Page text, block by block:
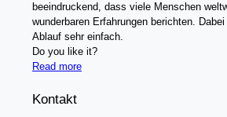
beeindruckend, dass viele Menschen
wunderbaren Erfahrungen berichten.
Ablauf sehr einfach.
Do you like it?
Read more
Kontakt